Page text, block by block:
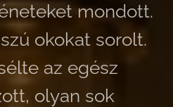
mondott.
okokat sorolt.
az egész
olyan sok